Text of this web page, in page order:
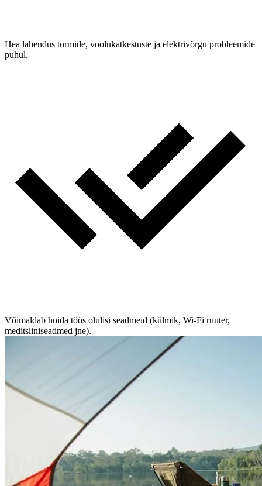
Hea lahendus tormide, voolukatkestuste ja elektrivõrgu probleemide
puhul.
Võimaldab hoida töös olulisi seadmeid (külmik, Wi-Fi ruuter,
meditsiiniseadmed jne).